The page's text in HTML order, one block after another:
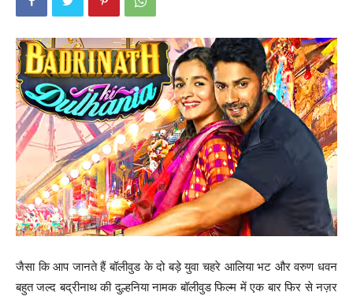
जैसा कि आप जानते हैं बॉलीवुड के दो बड़े युवा चहरे आलिया भट और वरुण धवन
बहुत जल्द बद्रीनाथ की दुल्हनिया नामक बॉलीवुड फिल्म में एक बार फिर से नज़र